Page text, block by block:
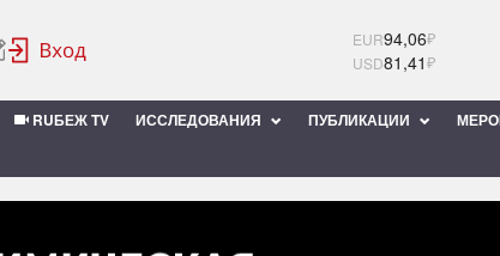
EUR94,06₽
USD81,41₽
RUБЕЖ TV ИССЛЕДОВАНИЯ ПУБЛИКАЦИИ